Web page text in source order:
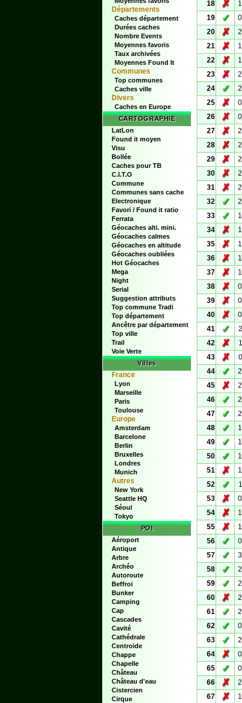
Départements
Caches département
Durées caches
Nombre Events
Moyennes favoris
Taux archivées
Moyennes Found It
Communes
Top communes
Caches ville
Divers
Caches en Europe
CARTOGRAPHIE
LatLon
Found it moyen
Visu
Bollée
Caches pour TB
C.I.T.O
Commune
Communes sans cache
Electronique
Favori / Found it ratio
Ferrata
Géocaches alti. mini.
Géocaches calmes
Géocaches en altitude
Géocaches oubliées
Hot Géocaches
Mega
Night
Serial
Suggestion attributs
Top commune Tradi
Top département
Ancêtre par département
Top ville
Trail
Voie Verte
Villes
France
Lyon
Marseille
Paris
Toulouse
Europe
Amsterdam
Barcelone
Berlin
Bruxelles
Londres
Munich
Autres
New York
Seattle HQ
Séoul
Tokyo
POI
Aéroport
Antique
Arbre
Archéo
Autoroute
Beffroi
Bunker
Camping
Cap
Cascades
Cavité
Cathédrale
Centroide
Chappe
Chapelle
Château
Château d'eau
Cistercien
Cirque
18 ✗
19
✓
20
✗
21
✗
22
✗
23
✗
24
✓
25
✗
26
✗
27
✗
28
✗
29
✗
30
✗
31
✗
32
✓
33
✓
34
✗
35
✗
36
✗
37
✗
38
✗
39
✗
40
✗
41
✓
42
✗
43
✗
44
✓
45
✗
46
✓
47
✓
48
✓
49
✓
50
✓
51
✗
52
✓
53
✗
54
✗
55
✗
56
✓
57
✓
58
✓
59
✓
60
✗
61
✓
62
✓
63
✓
64
✗
65
✓
66
✗
67
✗